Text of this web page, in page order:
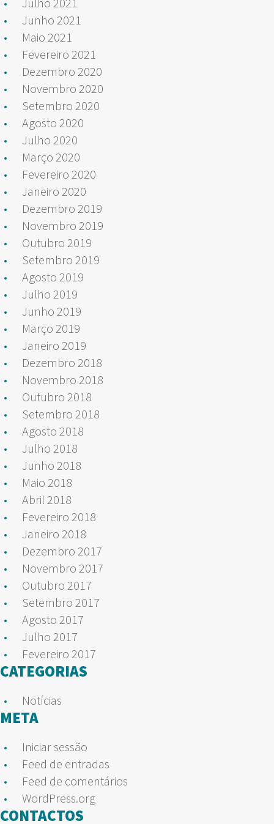
Junho 2021
Maio 2021
Fevereiro 2021
Dezembro 2020
Novembro 2020
Setembro 2020
Agosto 2020
Julho 2020
Março 2020
Fevereiro 2020
Janeiro 2020
Dezembro 2019
Novembro 2019
Outubro 2019
Setembro 2019
Agosto 2019
Julho 2019
Junho 2019
Março 2019
Janeiro 2019
Dezembro 2018
Novembro 2018
Outubro 2018
Setembro 2018
Agosto 2018
Julho 2018
Junho 2018
Maio 2018
Abril 2018
Fevereiro 2018
Janeiro 2018
Dezembro 2017
Novembro 2017
Outubro 2017
Setembro 2017
Agosto 2017
Julho 2017
Fevereiro 2017
CATEGORIAS
Notícias
META
Iniciar sessão
Feed de entradas
Feed de comentários
WordPress.org
CONTACTOS